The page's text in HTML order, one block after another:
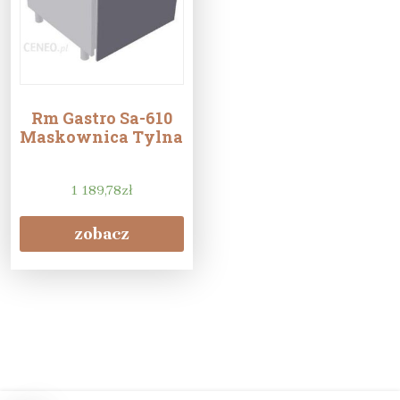
Rm Gastro Sa-610
Maskownica Tylna
1 189,78zł
zobacz